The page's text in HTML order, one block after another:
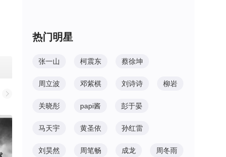
热门明星
张一山 柯震东 蔡徐坤
周立波 邓紫棋 刘诗诗 柳岩
关晓彤 papi酱 彭于晏
马天宇 黄圣依 孙红雷
刘昊然 周笔畅 成龙 周冬雨